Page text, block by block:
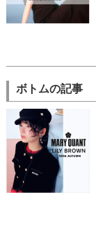
ボトムの記事